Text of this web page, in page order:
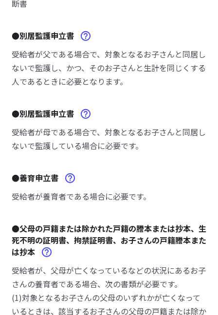
断書
●別居監護申立書
受給者が父である場合で、対象となるお子さんと同居し
ないで監護し、かつ、そのお子さんと生計を同じくする
人であるときに必要となります。
●別居監護申立書
受給者が母である場合で、対象となるお子さんと同居し
ないで監護している場合に必要です。
●養育申立書
受給者が養育者である場合に必要です。
●父母の戸籍または除かれた戸籍の謄本または抄本、生
死不明の証明書、拘禁証明書、お子さんの戸籍謄本また
は抄本
受給者が、父母が亡くなっているなどの状況にあるお子
さんの養育者である場合、次の書類が必要です。
(1)対象となるお子さんの父母のいずれかが亡くなって
いるときは、該当するお子さんの父母の戸籍または除か